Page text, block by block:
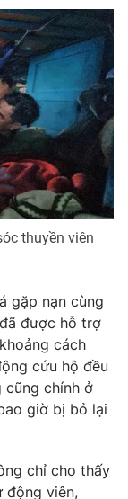
thuyền viên
gặp nạn cùng
được hỗ trợ
cách
cứu hộ đều
cũng chính ở
giờ bị bỏ lại
chỉ cho thấy
động viên,